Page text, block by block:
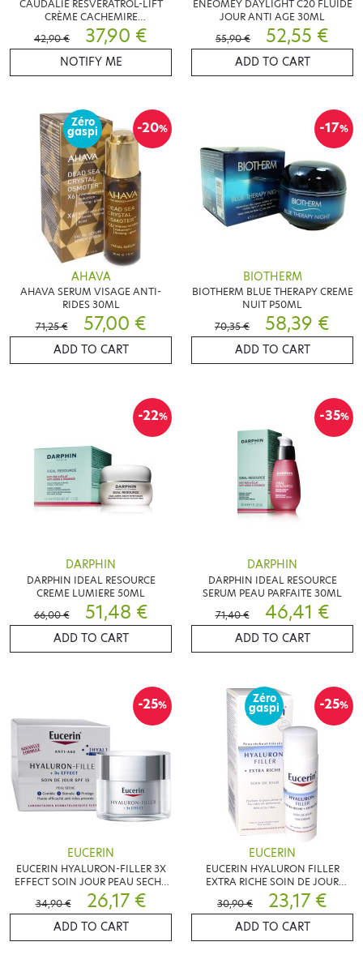
CAUDALIE RESVERATROL-LIFT
CRÈME CACHEMIRE
REDENSIFIANTE 50ML
42,90 € 37,90 €
NOTIFY ME
ENEOMEY DAYLIGHT C20 FLUIDE
JOUR ANTI AGE 30ML
55,90 €
52,55 €
ADD TO CART
-20%
Zéro
gaspi
AHAVA
AHAVA SERUM VISAGE ANTI-
RIDES 30ML
71,25 €
57,00 €
ADD TO CART
-17%
BIOTHERM
BIOTHERM BLUE THERAPY CREME
NUIT P50ML
70,35 €
58,39 €
ADD TO CART
-22%
DARPHIN
DARPHIN IDEAL RESOURCE
CREME LUMIERE 50ML
66,00 €
51,48 €
ADD TO CART
-35%
DARPHIN
DARPHIN IDEAL RESOURCE
SERUM PEAU PARFAITE 30ML
71,40 €
46,41 €
ADD TO CART
-25%
EUCERIN
EUCERIN HYALURON-FILLER 3X
EFFECT SOIN JOUR PEAU SECHE
50ML
34,90 € 26,17 €
ADD TO CART
-25%
Zéro
gaspi
EUCERIN
EUCERIN HYALURON FILLER
EXTRA RICHE SOIN DE JOUR
50ML
30,90 € 23,17 €
ADD TO CART